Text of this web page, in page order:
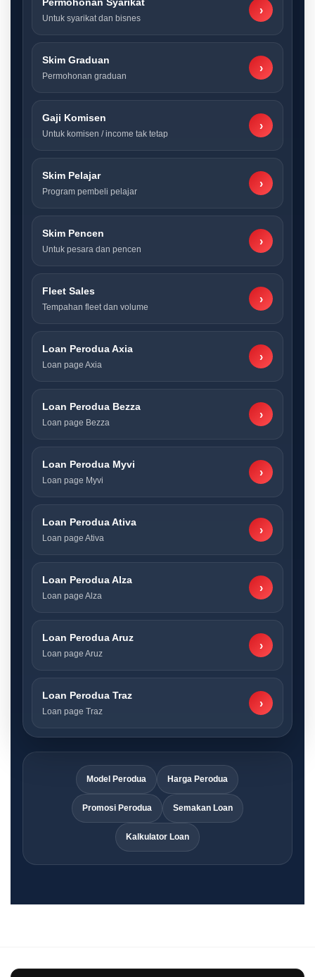
Permohonan Syarikat
Untuk syarikat dan bisnes
›
Skim Graduan
Permohonan graduan
›
Gaji Komisen
Untuk komisen / income tak tetap
›
Skim Pelajar
Program pembeli pelajar
›
Skim Pencen
Untuk pesara dan pencen
›
Fleet Sales
Tempahan fleet dan volume
›
Loan Perodua Axia
Loan page Axia
›
Loan Perodua Bezza
Loan page Bezza
›
Loan Perodua Myvi
Loan page Myvi
›
Loan Perodua Ativa
Loan page Ativa
›
Loan Perodua Alza
Loan page Alza
›
Loan Perodua Aruz
Loan page Aruz
›
Loan Perodua Traz
Loan page Traz
›
Model Perodua Harga Perodua
Promosi Perodua Semakan Loan
Kalkulator Loan